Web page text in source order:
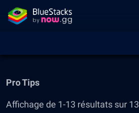
Pro Tips
Affichage de 1-13 résultats sur 13